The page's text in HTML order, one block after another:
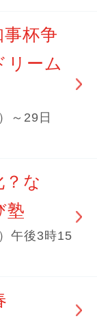
杯争
リーム
～29日
？な
塾
午後3時15